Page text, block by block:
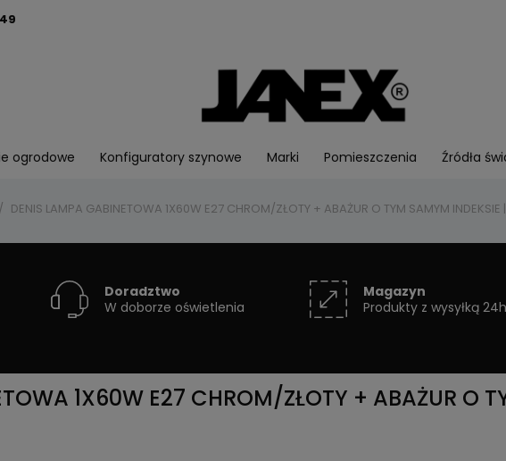
ogrodowe Konfiguratory szynowe Marki Pomieszczenia Źródła
DENIS LAMPA GABINETOWA 1X60W E27 CHROM/ZŁOTY + ABAŻUR O TYM SAMYM
Doradztwo
W doborze oświetlenia
Magazyn
Produkty z wysyłką 24h
1X60W E27 CHROM/ZŁOTY + ABAŻUR O